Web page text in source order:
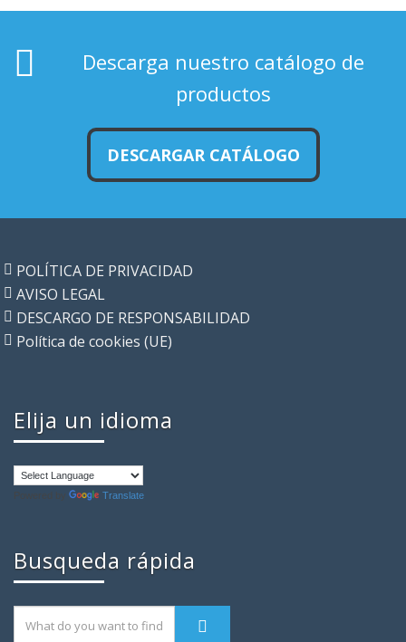
Descarga nuestro catálogo de
productos
DESCARGAR CATÁLOGO
POLÍTICA DE PRIVACIDAD
AVISO LEGAL
DESCARGO DE RESPONSABILIDAD
Política de cookies (UE)
Elija un idioma
Powered by Translate
Busqueda rápida